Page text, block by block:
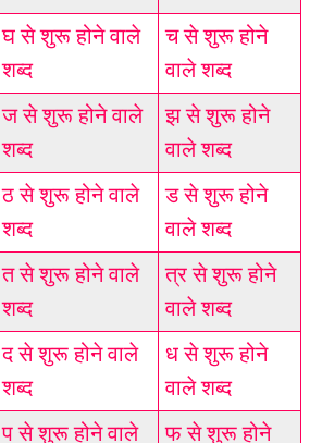
घ से शुरू होने वाले
शब्द
च से शुरू होने
वाले शब्द
ज से शुरू होने वाले
शब्द
झ से शुरू होने
वाले शब्द
ठ से शुरू होने वाले
शब्द
ड से शुरू होने
वाले शब्द
त से शुरू होने वाले
शब्द
त्र से शुरू होने
वाले शब्द
द से शुरू होने वाले
शब्द
ध से शुरू होने
वाले शब्द
प से शुरू होने वाले
फ से शुरू होने